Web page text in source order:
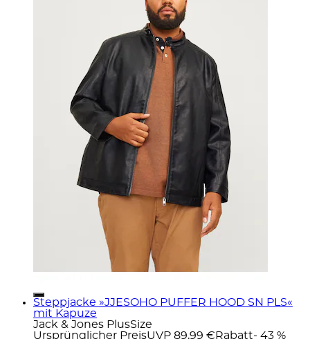
Steppjacke »JJESOHO PUFFER HOOD SN PLS«
mit Kapuze
Jack & Jones PlusSize
Ursprünglicher PreisUVP 89,99 € Rabatt- 43 %